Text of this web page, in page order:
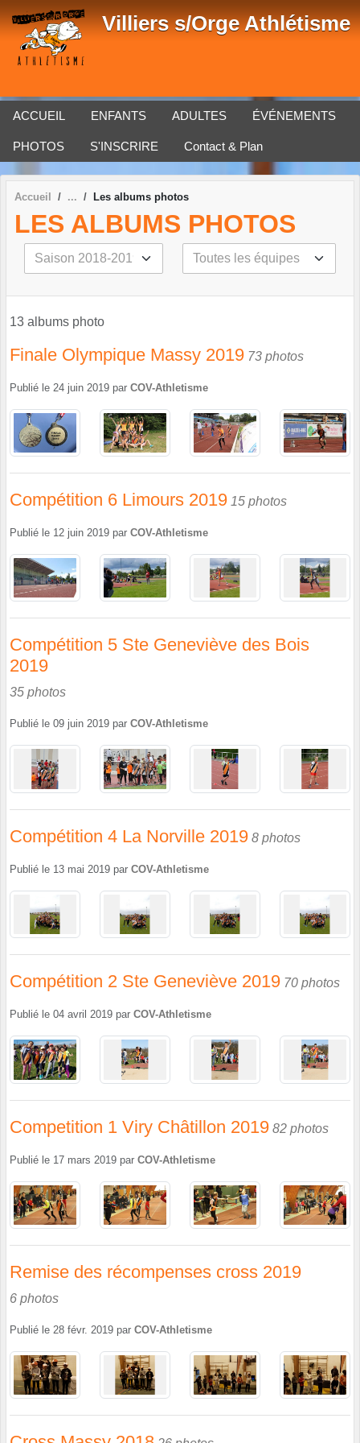
Villiers s/Orge Athlétisme
ACCUEIL ENFANTS ADULTES ÉVÉNEMENTS
PHOTOS S'INSCRIRE Contact & Plan
Accueil Les albums photos
LES ALBUMS PHOTOS
13 albums photo
Finale Olympique Massy 2019 73 photos
Publié le 24 juin 2019 par COV-Athletisme
Compétition 6 Limours 2019 15 photos
Publié le 12 juin 2019 par COV-Athletisme
Compétition 5 Ste Geneviève des Bois
2019
35 photos
Publié le 09 juin 2019 par COV-Athletisme
Compétition 4 La Norville 2019 8 photos
Publié le 13 mai 2019 par COV-Athletisme
Compétition 2 Ste Geneviève 2019 70 photos
Publié le 04 avril 2019 par COV-Athletisme
Competition 1 Viry Châtillon 2019 82 photos
Publié le 17 mars 2019 par COV-Athletisme
Remise des récompenses cross 2019
6 photos
Publié le 28 févr. 2019 par COV-Athletisme
Panneau de gestion des cookies